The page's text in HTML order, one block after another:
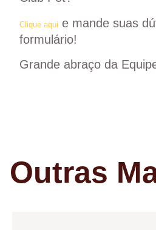
Clique aqui e mande suas
formulário!
Grande abraço da
Outras